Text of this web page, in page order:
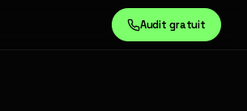
Audit gratuit